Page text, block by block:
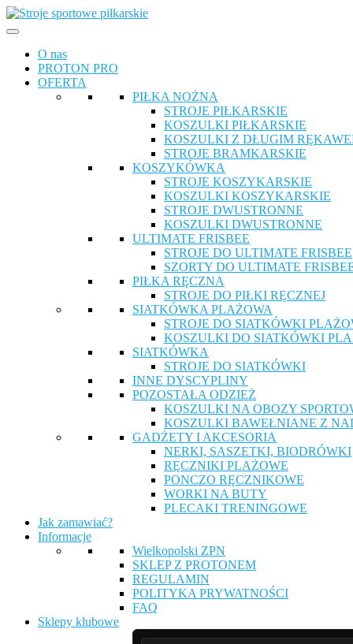
O nas
PROTON PRO
OFERTA
PIŁKA NOŻNA
STROJE PIŁKARSKIE
KOSZULKI PIŁKARSKIE
KOSZULKI Z DŁUGIM
STROJE BRAMKARSKIE
KOSZYKÓWKA
STROJE KOSZYKARSKIE
KOSZULKI KOSZYKARSKIE
STROJE DWUSTRONNE
KOSZULKI DWUSTRONNE
ULTIMATE FRISBEE
STROJE DO ULTIMATE FRISBEE
SZORTY DO ULTIMATE
PIŁKA RĘCZNA
STROJE DO PIŁKI RĘCZNEJ
SIATKÓWKA PLAŻOWA
STROJE DO SIATKÓWKI
KOSZULKI DO SIATKÓWKI
SIATKÓWKA
STROJE DO SIATKÓWKI
INNE DYSCYPLINY
POZOSTAŁA ODZIEŻ
KOSZULKI NA OBOZY
KOSZULKI BAWEŁNIANE Z
GADŻETY I AKCESORIA
NERKI, SASZETKI, BIODRÓWKI
RĘCZNIKI PLAŻOWE
PONCZO RĘCZNIKOWE
WORKI NA BUTY
PLECAKI TRENINGOWE
Jak zamawiać?
Informacje
Wielkopolski ZPN
SKLEP Z PROTONEM
REGULAMIN
POLITYKA PRYWATNOŚCI
FAQ
Sklepy klubowe